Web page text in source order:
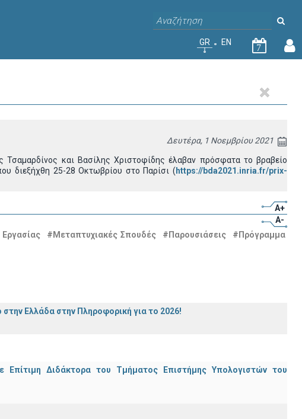
GR EN
7
Δευτέρα, 1 Νοεμβρίου 2021
Τσαμαρδίνος και Βασίλης Χριστοφίδης έλαβαν πρόσφατα το βραβείο
διεξήχθη 25-28 Οκτωβρίου στο Παρίσι ( https://bda2021.inria.fr/prix-
A+
A-
#Μεταπτυχιακές Σπουδές #Παρουσιάσεις
#Πρόγραμμα
Ελλάδα στην Πληροφορική για το 2026!
Διδάκτορα του Τμήματος Επιστήμης Υπολογιστών του